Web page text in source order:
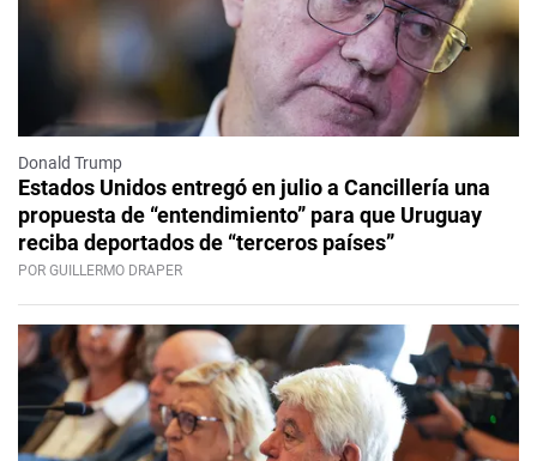
Donald Trump
Estados Unidos entregó en julio a Cancillería una
propuesta de “entendimiento” para que Uruguay
reciba deportados de “terceros países”
POR GUILLERMO DRAPER